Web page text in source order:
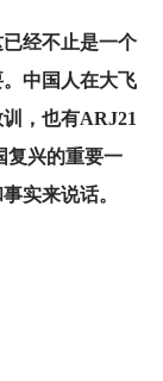
经不止是一个
中国人在大飞
，也有ARJ21
复兴的重要一
实来说话。